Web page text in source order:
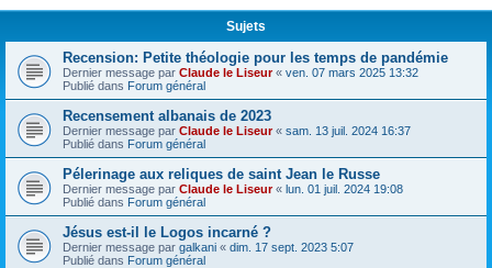
Sujets
Recension: Petite théologie pour les temps de pandémie
Dernier message par Claude le Liseur« ven. 07 mars 2025 13:32
Publié dans Forum général
Recensement albanais de 2023
Dernier message par Claude le Liseur« sam. 13 juil. 2024 16:37
Publié dans Forum général
Pélerinage aux reliques de saint Jean le Russe
Dernier message par Claude le Liseur« lun. 01 juil. 2024 19:08
Publié dans Forum général
Jésus est-il le Logos incarné ?
Dernier message par galkani « dim. 17 sept. 2023 5:07
Publié dans Forum général